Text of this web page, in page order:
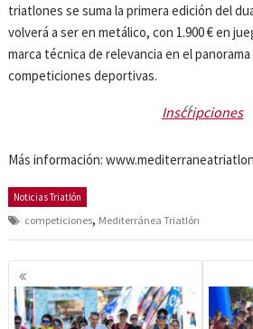
triatlones se suma la primera edición del
volverá a ser en metálico, con 1.900 € en
marca técnica de relevancia en el
competiciones deportivas.
Inscripciones
Más información:
Noticias Triatlón
competiciones, Mediterránea Triatlón
Navegación
de
entradas